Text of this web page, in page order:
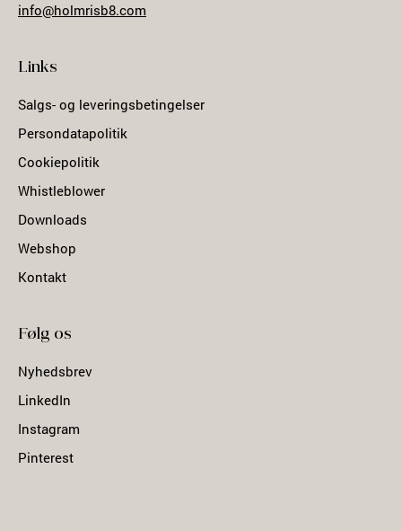
info@holmrisb8.com
Links
Salgs- og leveringsbetingelser
Persondatapolitik
Cookiepolitik
Whistleblower
Downloads
Webshop
Kontakt
Følg os
Nyhedsbrev
LinkedIn
Instagram
Pinterest